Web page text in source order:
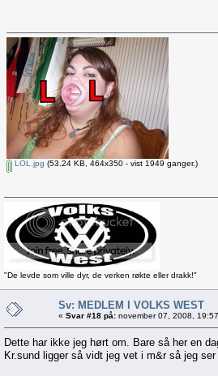
LOL.jpg (53.24 KB, 464x350 - vist 1949 ganger.)
"De levde som ville dyr, de verken røkte eller drakk!"
Sv: MEDLEM I VOLKS WEST
« Svar #18 på: november 07, 2008,
Dette har ikke jeg hørt om. Bare så her en
Kr.sund ligger så vidt jeg vet i m&r så jeg